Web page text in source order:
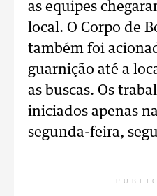
as equipes
local. O Corpo de
também foi
guarnição até a
as buscas. Os
iniciados apenas
segunda-feira,